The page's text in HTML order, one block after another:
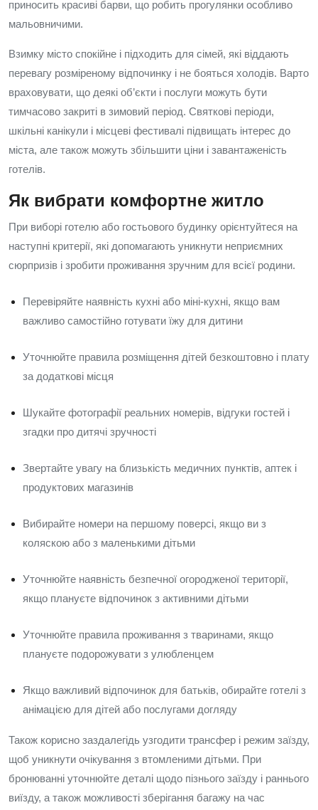
приносить красиві барви, що робить прогулянки особливо
мальовничими.
Взимку місто спокійне і підходить для сімей, які віддають
перевагу розміреному відпочинку і не бояться холодів. Варто
враховувати, що деякі об’єкти і послуги можуть бути
тимчасово закриті в зимовий період. Святкові періоди,
шкільні канікули і місцеві фестивалі підвищать інтерес до
міста, але також можуть збільшити ціни і завантаженість
готелів.
Як вибрати комфортне житло
При виборі готелю або гостьового будинку орієнтуйтеся на
наступні критерії, які допомагають уникнути неприємних
сюрпризів і зробити проживання зручним для всієї родини.
Перевіряйте наявність кухні або міні-кухні, якщо вам
важливо самостійно готувати їжу для дитини
Уточнюйте правила розміщення дітей безкоштовно і плату
за додаткові місця
Шукайте фотографії реальних номерів, відгуки гостей і
згадки про дитячі зручності
Звертайте увагу на близькість медичних пунктів, аптек і
продуктових магазинів
Вибирайте номери на першому поверсі, якщо ви з
коляскою або з маленькими дітьми
Уточнюйте наявність безпечної огородженої території,
якщо плануєте відпочинок з активними дітьми
Уточнюйте правила проживання з тваринами, якщо
плануєте подорожувати з улюбленцем
Якщо важливий відпочинок для батьків, обирайте готелі з
анімацією для дітей або послугами догляду
Також корисно заздалегідь узгодити трансфер і режим заїзду,
щоб уникнути очікування з втомленими дітьми. При
бронюванні уточнюйте деталі щодо пізнього заїзду і раннього
виїзду, а також можливості зберігання багажу на час